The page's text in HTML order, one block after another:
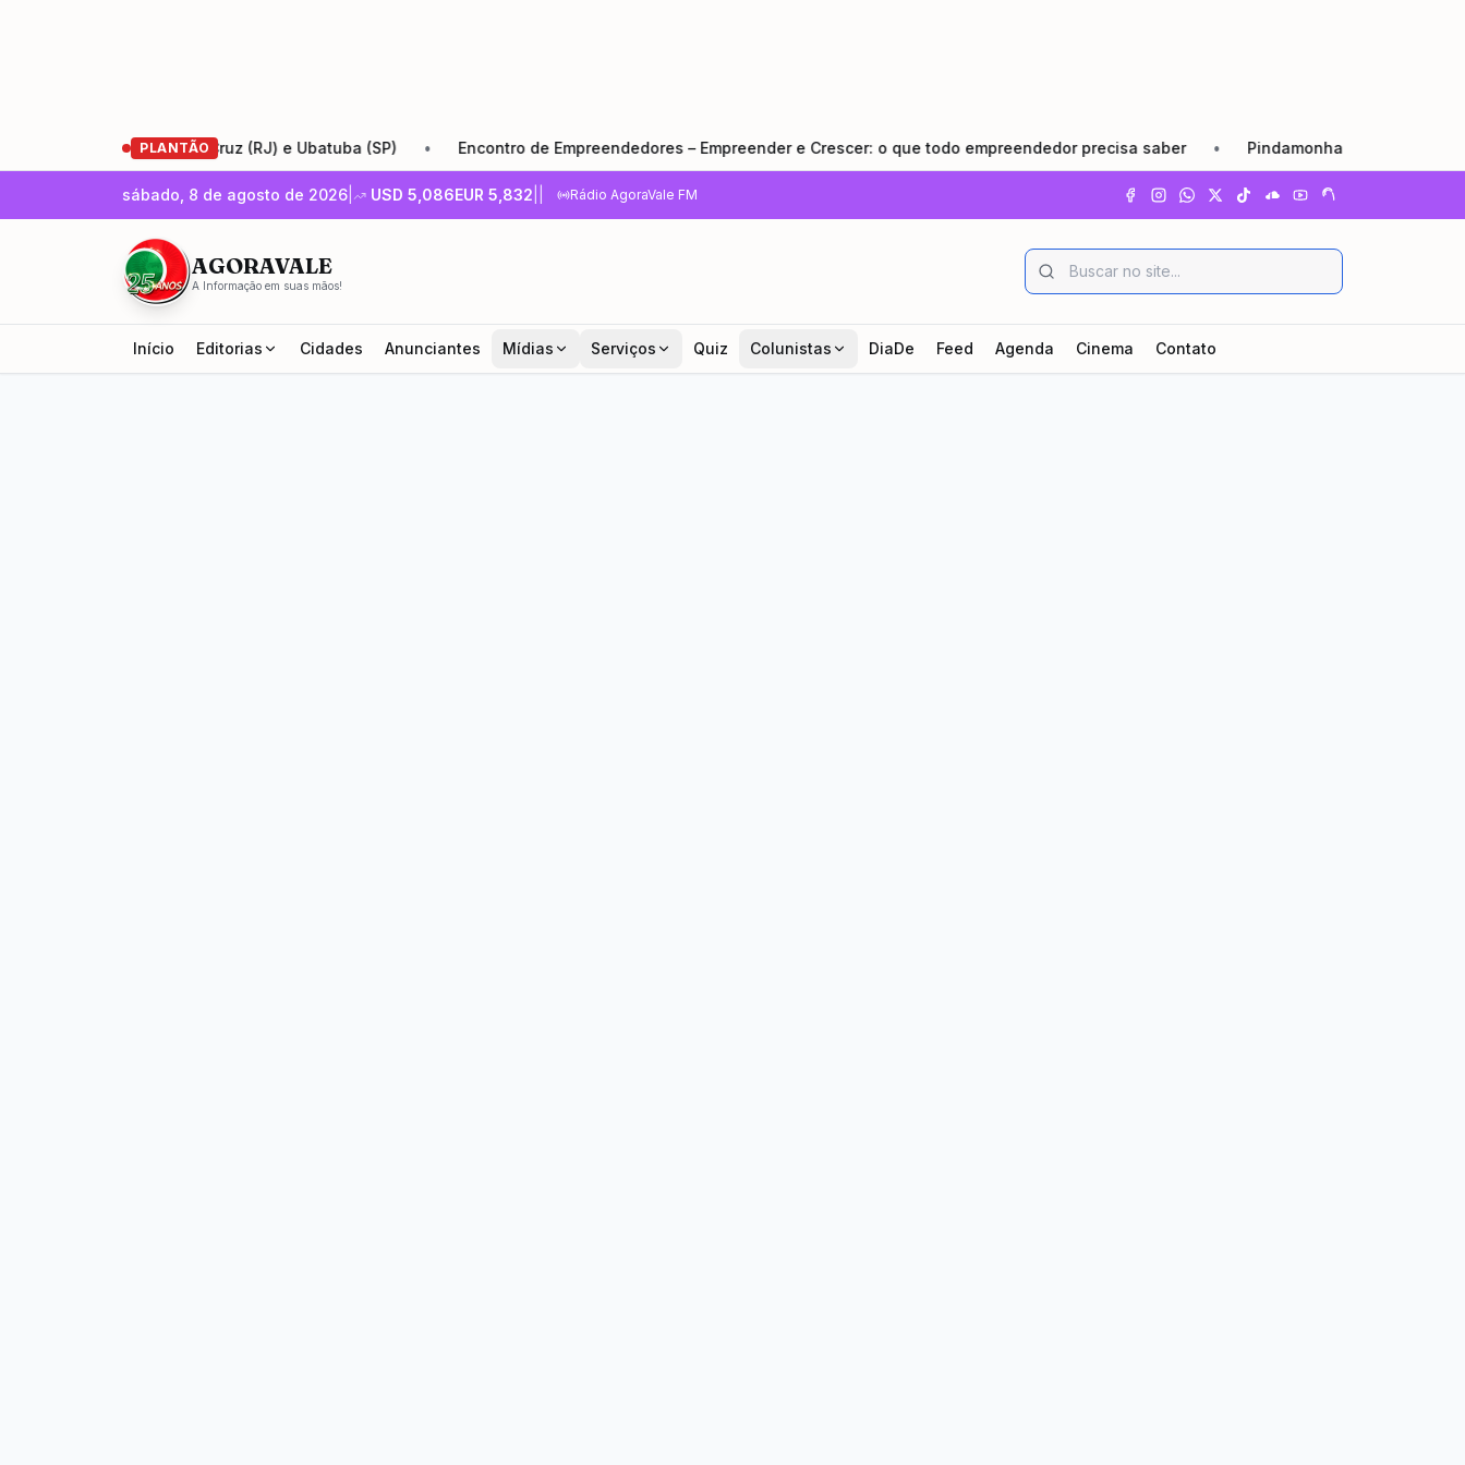
PLANTÃO
Santa Cruz (RJ) e Ubatuba (SP) • Encontro de Empreendedores – Empreender e Crescer: o que todo empreendedor precisa saber • Pindamonhangaba lança Agosto Lilás
sábado, 8 de agosto de 2026 USD 5,086EUR 5,832 Rádio AgoraVale FM
AGORAVALE
A Informação em suas mãos!
Início Editorias Cidades Anunciantes Mídias Serviços Quiz Colunistas DiaDe Feed Agenda Cinema Contato